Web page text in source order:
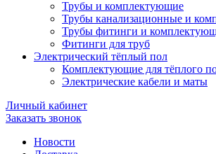
Трубы и комплектующие
Трубы канализационные и
Трубы фитинги и
Фитинги для труб
Электрический тёплый пол
Комплектующие для тёплого
Электрические кабели и маты
Личный кабинет
Заказать звонок
Новости